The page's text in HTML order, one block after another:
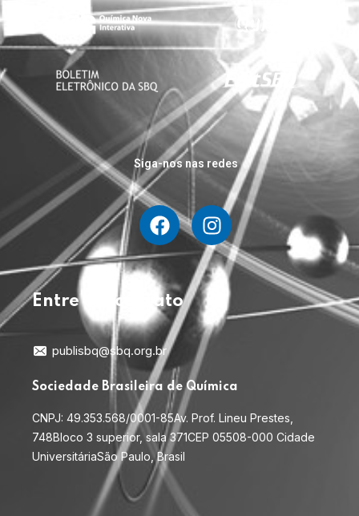
Siga-nos nas redes
Entre em contato
publisbq@sbq.org.br
Sociedade Brasileira de Química
CNPJ: 49.353.568/0001-85Av. Prof. Lineu Prestes,
748Bloco 3 superior, sala 371CEP 05508-000 Cidade
UniversitáriaSão Paulo, Brasil